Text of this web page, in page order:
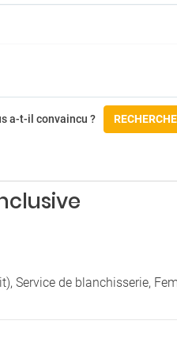
Menu enfant
Menu pour les
Tout compris
Hydromassage
a-t-il convaincu ?
Service de blanchisserie,